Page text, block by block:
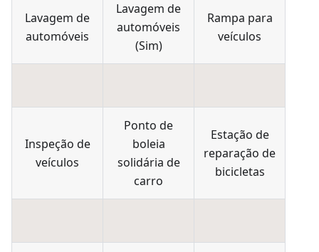
Lavagem de
automóveis
Lavagem de
automóveis
(Sim)
Rampa para
veículos
Inspeção de
veículos
Ponto de
boleia
solidária de
carro
Estação de
reparação de
bicicletas